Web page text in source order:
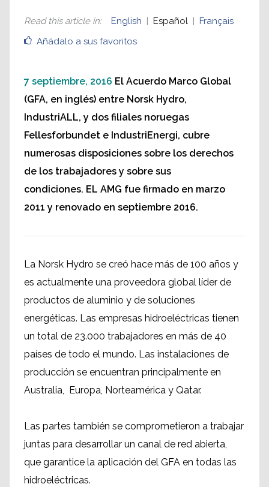
Añádalo a sus favoritos
Read this article in: English Español Français
7 septiembre, 2016 El Acuerdo Marco Global
(GFA, en inglés) entre Norsk Hydro,
IndustriALL, y dos filiales noruegas
Fellesforbundet e IndustriEnergi, cubre
numerosas disposiciones sobre los derechos
de los trabajadores y sobre sus
condiciones. EL AMG fue firmado en marzo
2011 y renovado en septiembre 2016.
La Norsk Hydro se creó hace más de 100 años y
es actualmente una proveedora global líder de
productos de aluminio y de soluciones
energéticas. Las empresas hidroeléctricas tienen
un total de 23.000 trabajadores en más de 40
países de todo el mundo. Las instalaciones de
producción se encuentran principalmente en
Australia, Europa, Norteamérica y Qatar.
Las partes también se comprometieron a trabajar
juntas para desarrollar un canal de red abierta,
que garantice la aplicación del GFA en todas las
hidroeléctricas.